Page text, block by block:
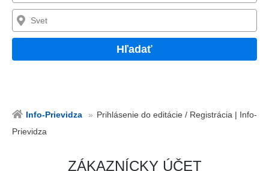
Hľadať
Info-Prievidza
Prihlásenie do editácie / Registrácia | Info-
Prievidza
ZÁKAZNÍCKY ÚČET